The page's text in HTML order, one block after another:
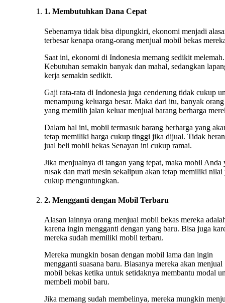
1. Membutuhkan Dana Cepat
Sebenarnya tidak bisa dipungkiri, ekonomi menjadi
terbesar kenapa orang-orang menjual mobil bekas
Saat ini, ekonomi di Indonesia memang sedikit melemah.
Kebutuhan semakin banyak dan mahal, sedangkan
kerja semakin sedikit.
Gaji rata-rata di Indonesia juga cenderung tidak cukup
menampung keluarga besar. Maka dari itu, banyak orang
yang memilih jalan keluar menjual barang berharga
Dalam hal ini, mobil termasuk barang berharga yang
tetap memiliki harga cukup tinggi jika dijual. Tidak
jual beli mobil bekas Senayan ini cukup ramai.
Jika menjualnya di tangan yang tepat, maka mobil Anda
rusak dan mati mesin sekalipun akan tetap memiliki nilai
cukup menguntungkan.
2. Mengganti dengan Mobil Terbaru
Alasan lainnya orang menjual mobil bekas mereka
karena ingin mengganti dengan yang baru. Bisa juga
mereka sudah memiliki mobil terbaru.
Mereka mungkin bosan dengan mobil lama dan ingin
mengganti suasana baru. Biasanya mereka akan menjual
mobil bekas ketika untuk setidaknya membantu modal
membeli mobil baru.
Jika memang sudah membelinya, mereka mungkin